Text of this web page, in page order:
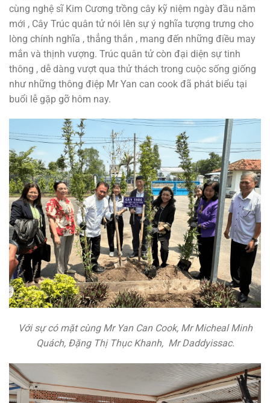
cùng nghệ sĩ Kim Cương trồng cây kỹ niệm ngày đầu năm
mới , Cây Trúc quân tử nói lên sự ý nghĩa tượng trưng cho
lòng chính nghĩa , thẳng thắn , mang đến những điều may
mắn và thịnh vượng. Trúc quân tử còn đại diện sự tinh
thông , dễ dàng vượt qua thử thách trong cuộc sống giống
như những thông điệp Mr Yan can cook đã phát biểu tại
buổi lễ gặp gỡ hôm nay.
Với sự có mặt cùng Mr Yan Can Cook, Mr Micheal Minh
Quách, Đặng Thị Thục Khanh, Mr Daddyissac.